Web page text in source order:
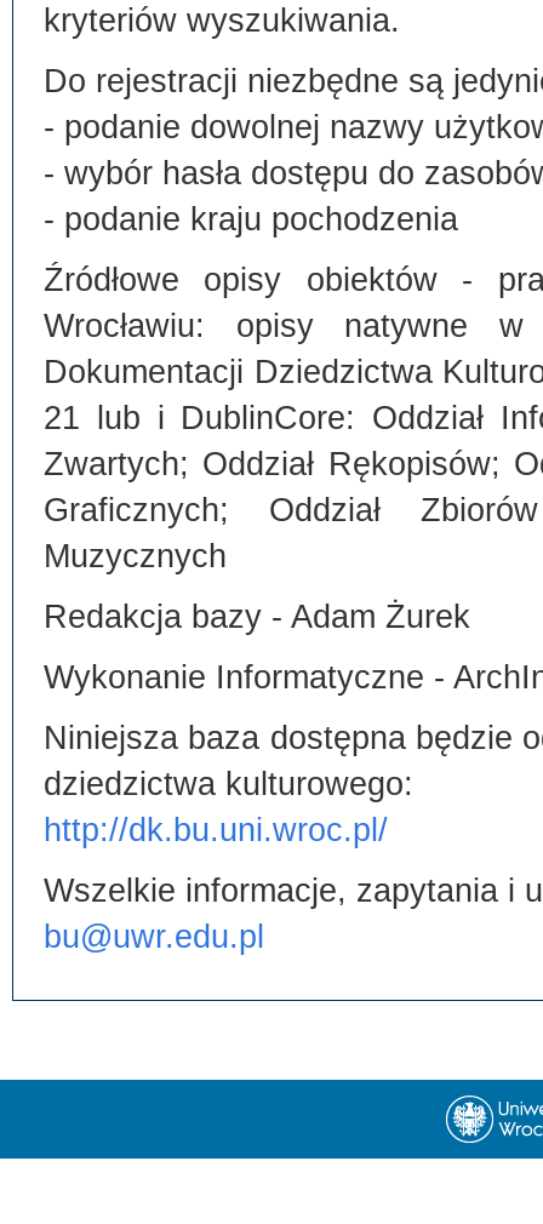
kryteriów wyszukiwania.
Do rejestracji niezbędne są
- podanie dowolnej nazwy
- wybór hasła dostępu do
- podanie kraju pochodzenia
Źródłowe opisy obiektów -
Wrocławiu: opisy natywne
Dokumentacji Dziedzictwa
21 lub i DublinCore: Oddział
Zwartych; Oddział Rękopisów;
Graficznych; Oddział
Muzycznych
Redakcja bazy - Adam Żurek
Wykonanie Informatyczne -
Niniejsza baza dostępna będzie
dziedzictwa kulturowego:
http://dk.bu.uni.wroc.pl/
Wszelkie informacje, zapytania i
bu@uwr.edu.pl